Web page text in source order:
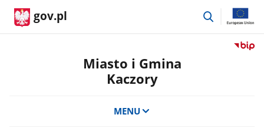
gov.pl
przejdź
Przejdź
Miasto i Gmina
Kaczory
MENU